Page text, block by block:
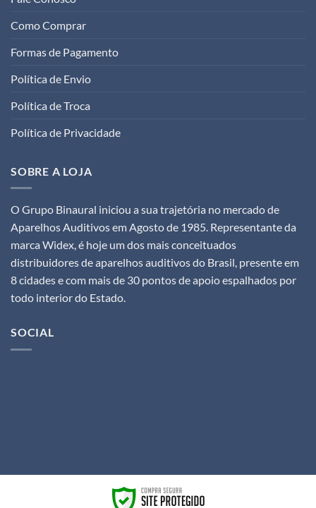
Como Comprar
Formas de Pagamento
Política de Envio
Política de Troca
Política de Privacidade
SOBRE A LOJA
O Grupo Binaural iniciou a sua trajetória no mercado de
Aparelhos Auditivos em Agosto de 1985. Representante da
marca Widex, é hoje um dos mais conceituados
distribuidores de aparelhos auditivos do Brasil, presente em
8 cidades e com mais de 30 pontos de apoio espalhados por
todo interior do Estado.
SOCIAL